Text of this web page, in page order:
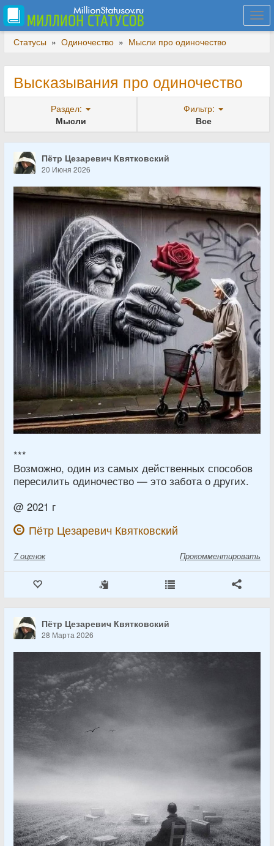
Статусы » Одиночество » Мысли про одиночество
Высказывания про одиночество
Раздел:
Мысли
Фильтр:
Все
Пётр Цезаревич Квятковский
20 Июня 2026
***
Возможно, один из самых действенных способов
пересилить одиночество — это забота о других.
@ 2021 г
Пётр Цезаревич Квятковский
7 оценок Прокомментировать
Пётр Цезаревич Квятковский
28 Марта 2026